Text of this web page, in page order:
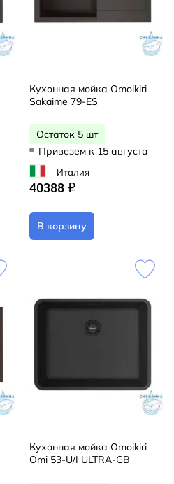
Кухонная мойка Omoikiri
Sakaime 79-ES
Остаток 5 шт
Привезем к 15 августа
Италия
40388 q
В корзину
Кухонная мойка Omoikiri
Omi 53-U/I ULTRA-GB